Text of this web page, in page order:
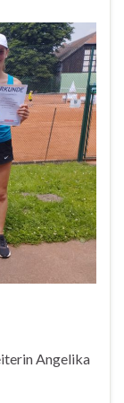
Angelika